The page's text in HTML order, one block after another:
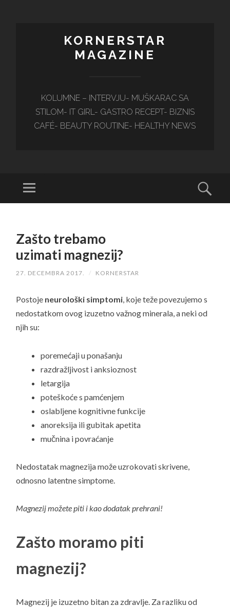
KORNERSTAR
MAGAZINE
KOLUMNE – INTERVJU- MUŠKARAC SA
STILOM- IT GIRL- GASTRO RECEPT- BIZNIS
CAFÉ- BEAUTY ROUTINE- HEALTHY NEWS
Zašto trebamo
uzimati magnezij?
27. DECEMBRA 2017. / KORNERSTAR
Postoje neurološki simptomi, koje teže povezujemo s
nedostatkom ovog izuzetno važnog minerala, a neki od
njih su:
poremećaji u ponašanju
razdražljivost i anksioznost
letargija
poteškoće s pamćenjem
oslabljene kognitivne funkcije
anoreksija ili gubitak apetita
mučnina i povraćanje
Nedostatak magnezija može uzrokovati skrivene,
odnosno latentne simptome.
Magnezij možete piti i kao dodatak prehrani!
Zašto moramo piti
magnezij?
Magnezij je izuzetno bitan za zdravlje. Za razliku od